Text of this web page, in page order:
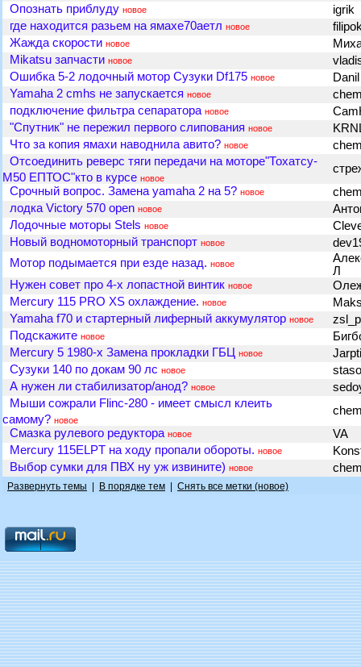
Опознать приблуду новое
igrik
где находится разьем на ямахе70аетл новое
Жажда скорости новое
Mikatsu запчасти новое
Ошибка 5-2 лодочный мотор Сузуки Df175 новое
Yamaha 2 cmhs не запускается новое
подключение фильтра сепаратора новое
"Спутник" не пережил первого слипования новое
Что за копия ямахи наводнила авито? новое
Отсоединить реверс тяги передачи на моторе"Тохатсу-
М50 ЕПТОС"кто в курсе новое
Срочный вопрос. Замена yamaha 2 на 5? новое
лодка Victory 570 open новое
Лодочные моторы Stels новое
Новый водномоторный транспорт новое
Мотор подымается при езде назад. новое
Л
Нужен совет про 4-х лопастной винтик новое
Mercury 115 PRO XS охлаждение. новое
Yamaha f70 и стартерный лиферный аккумулятор новое
Подскажите новое
Mercury 5 1980-x Замена прокладки ГБЦ новое
Сузуки 140 по докам 90 лс новое
А нужен ли стабилизатор/анод? новое
Мыши сожрали Flinc-280 - имеет смысл клеить
самому? новое
Смазка рулевого редуктора новое
VA
Mercury 115ELPT на ходу пропали обороты. новое
Выбор сумки для ПВХ ну уж извините) новое
Развернуть темы В порядке тем Снять все метки (новое)